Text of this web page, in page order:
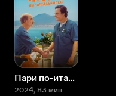
Пари по-итальянски
2024, 83 мин